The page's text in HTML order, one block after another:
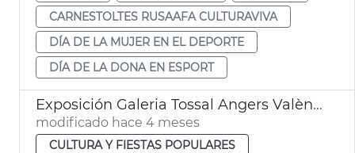
CARNESTOLTES RUSAAFA CULTURAVIVA
DÍA DE LA MUJER EN EL DEPORTE
DÍA DE LA DONA EN ESPORT
Exposición Galeria Tossal Angers València
modificado hace 4 meses
CULTURA Y FIESTAS POPULARES